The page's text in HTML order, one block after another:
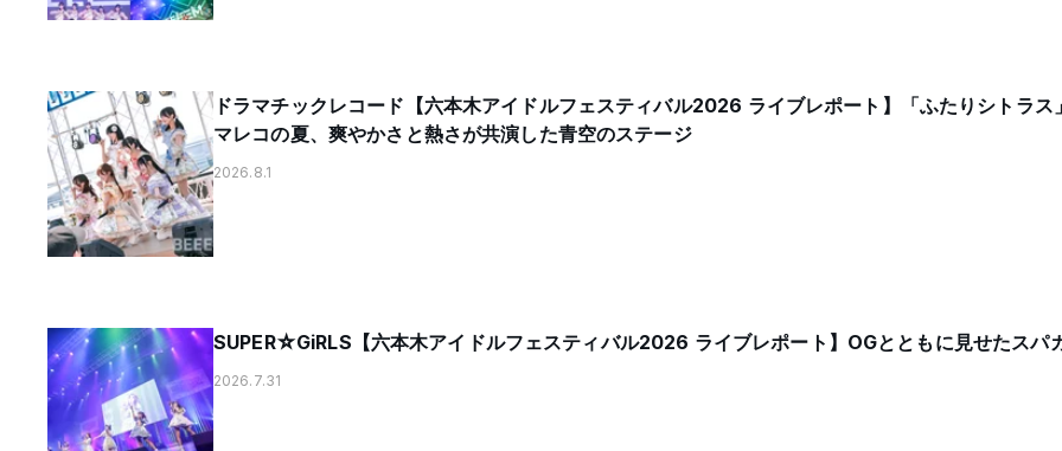
ドラマチックレコード【六本木アイドルフェスティバル2026 ライブレポート】「ふたりシトラス
マレコの夏、爽やかさと熱さが共演した青空のステージ
2026.8.1
SUPER☆GiRLS【六本木アイドルフェスティバル2026 ライブレポート】OGとともに見せたスパ
2026.7.31